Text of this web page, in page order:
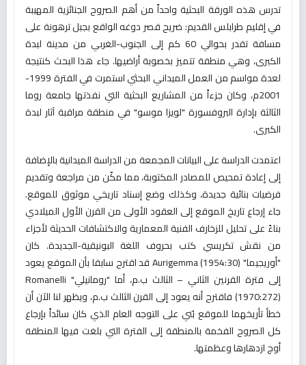
تدرس هذه الورقة البحثية واحداً من أهم الصروح الجنائزية المهيبة
في إقليم طرابلس القديم: ضريح قصر دوغه الواقع بجبل ترهونة على
مسافة تقدر بحوالي 60 كم إلى الجنوب-الغربي من مدينة لبدة
الكبرى، وهي منطقة تتميز بخصوبة أراضيها. جاء هذا البحث كنتيجة
لعدة مواسم من العمل الميداني البحثي استمرت في الفترة 1999-
2001م، وكان جزءاً من المشاريع البحثية التي نفذتها جامعة روما
الثالثة بإدارة البروفسورة "لويزا موسو" في منطقة مراقبة آثار لبدة
الكبرى.
اعتمدت الدراسة على البيانات المجمعة من الدراسة الميدانية بالإضافة
إلى إعادة تمحيص للمصادر المكتوبة، مما مكّن من مراجعة وتقديم
فرضيات بنائية جديدة، وكذلك وضع إسناد تاريخي موثوق للموقع.
جاء إرجاع تاريخ الموقع إلى العقود الأولى من القرن الأول الميلادي
بناءً على تحليل للزخارف الفنية المعمارية والاكتشافات الحديثة لأجزاء
من نقش تكريسي كتب بحروف اللغة البونيقية-الجديدة. كان
"أوريجيما" Aurigemma (1954:30) قد اقترح سابقا بأن الموقع يعود
إلى فترة القرنين الثاني – الثالث ب.م، أما "رومانيلي" Romanelli
(1970:272) فاقترح أنه يعود إلى القرن الثالث ب.م، ويظهر لنا الآن أن
خطأ تأريخهما للموقع بُني على التوجه العام الذي كان سائداً بإرجاع
كل الصروح الفخمة بالمنطقة إلى الفترة التي بلغت فيها المنطقة
أوج ازدهارها وعظمتها.